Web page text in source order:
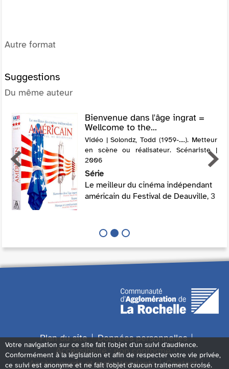
Autre format
Suggestions
Du même auteur
Bienvenue dans l'âge ingrat =
Wellcome to the...
Vidéo | Solondz, Todd (1959-....). Metteur
en scène ou réalisateur. Scénariste |
2006
Série
Le meilleur du cinéma indépendant
américain du Festival de Deauville, 3
Plan du site
Données personnelles
Accessibilité : non conforme
Accès sourds et malentendants
Contact
Votre navigation sur ce site fait l'objet d'un suivi d'audience.
Conformément à la législation et afin de respecter votre vie privée,
ce suivi est anonyme et ne fait l'objet d'aucun traitement croisé.